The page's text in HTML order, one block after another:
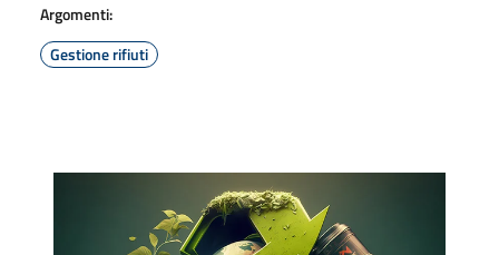
Argomenti:
Gestione rifiuti